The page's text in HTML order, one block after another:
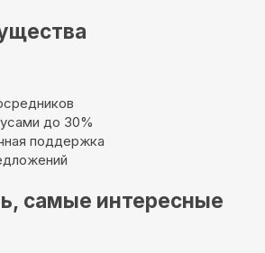
до 30%
поддержка
самые интересные